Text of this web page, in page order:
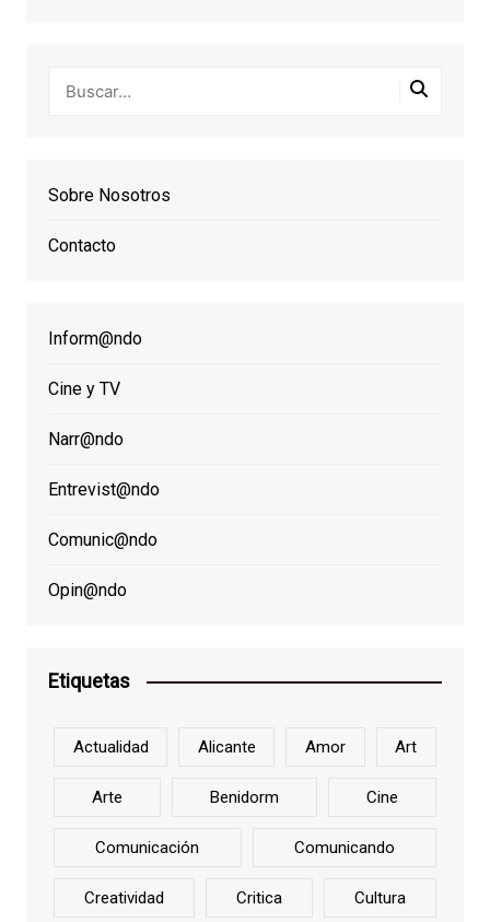
Sobre Nosotros
Contacto
Inform@ndo
Cine y TV
Narr@ndo
Entrevist@ndo
Comunic@ndo
Opin@ndo
Etiquetas
Actualidad Alicante Amor Art
Arte Benidorm Cine
Comunicación Comunicando
Creatividad Critica Cultura